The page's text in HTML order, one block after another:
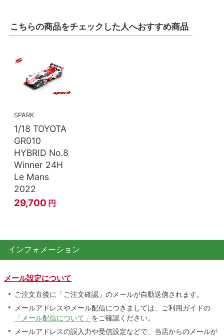
こちらの商品をチェックした人へおすすめ商品
SPARK
1/18 TOYOTA
GR010
HYBRID No.8
Winner 24H
Le Mans
2022
29,700 円
インフォメーション
メール設定について
ご注文直後に「ご注文確認」のメールが自動送信されます。
メールアドレスやメール配信につきましては、ご利用ガイドの
「メール配信について」 をご確認ください。
メールアドレスの誤入力や受信設定などで、当店からのメールが